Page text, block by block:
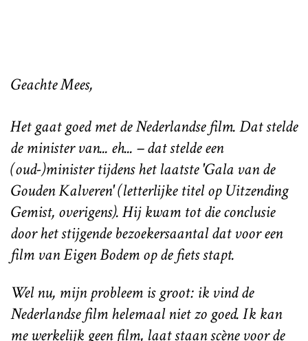
Geachte Mees,
Het gaat goed met de Nederlandse film. Dat stelde
de minister van... eh... – dat stelde een
(oud-)minister tijdens het laatste 'Gala van de
Gouden Kalveren' (letterlijke titel op Uitzending
Gemist, overigens). Hij kwam tot die conclusie
door het stijgende bezoekersaantal dat voor een
film van Eigen Bodem op de fiets stapt.
Wel nu, mijn probleem is groot: ik vind de
Nederlandse film helemaal niet zo goed. Ik kan
me werkelijk geen film, laat staan scène voor de